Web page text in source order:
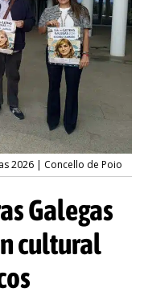
2026 | Concello de Poio
Galegas
cultural